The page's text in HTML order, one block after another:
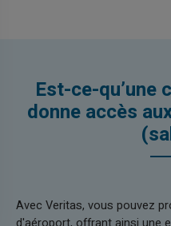
Est-ce-qu’une
donne accès
Avec Veritas, vous pouvez